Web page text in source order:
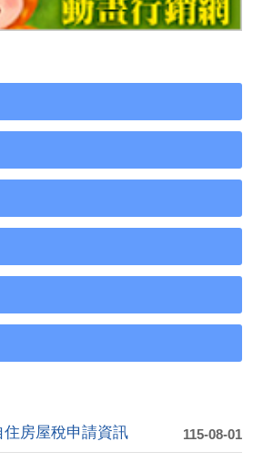
115-08-01
房屋稅申請資訊